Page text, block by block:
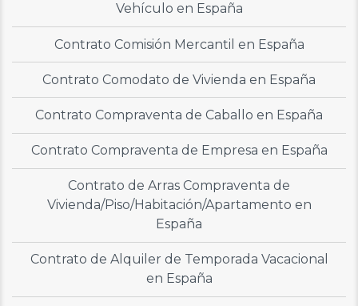
Vehículo en España
Contrato Comisión Mercantil en España
Contrato Comodato de Vivienda en España
Contrato Compraventa de Caballo en España
Contrato Compraventa de Empresa en España
Contrato de Arras Compraventa de
Vivienda/Piso/Habitación/Apartamento en
España
Contrato de Alquiler de Temporada Vacacional
en España